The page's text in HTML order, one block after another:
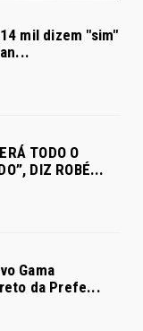
14 mil dizem "sim"
TODO O
DIZ ROBÉ...
Gama
da Prefe...